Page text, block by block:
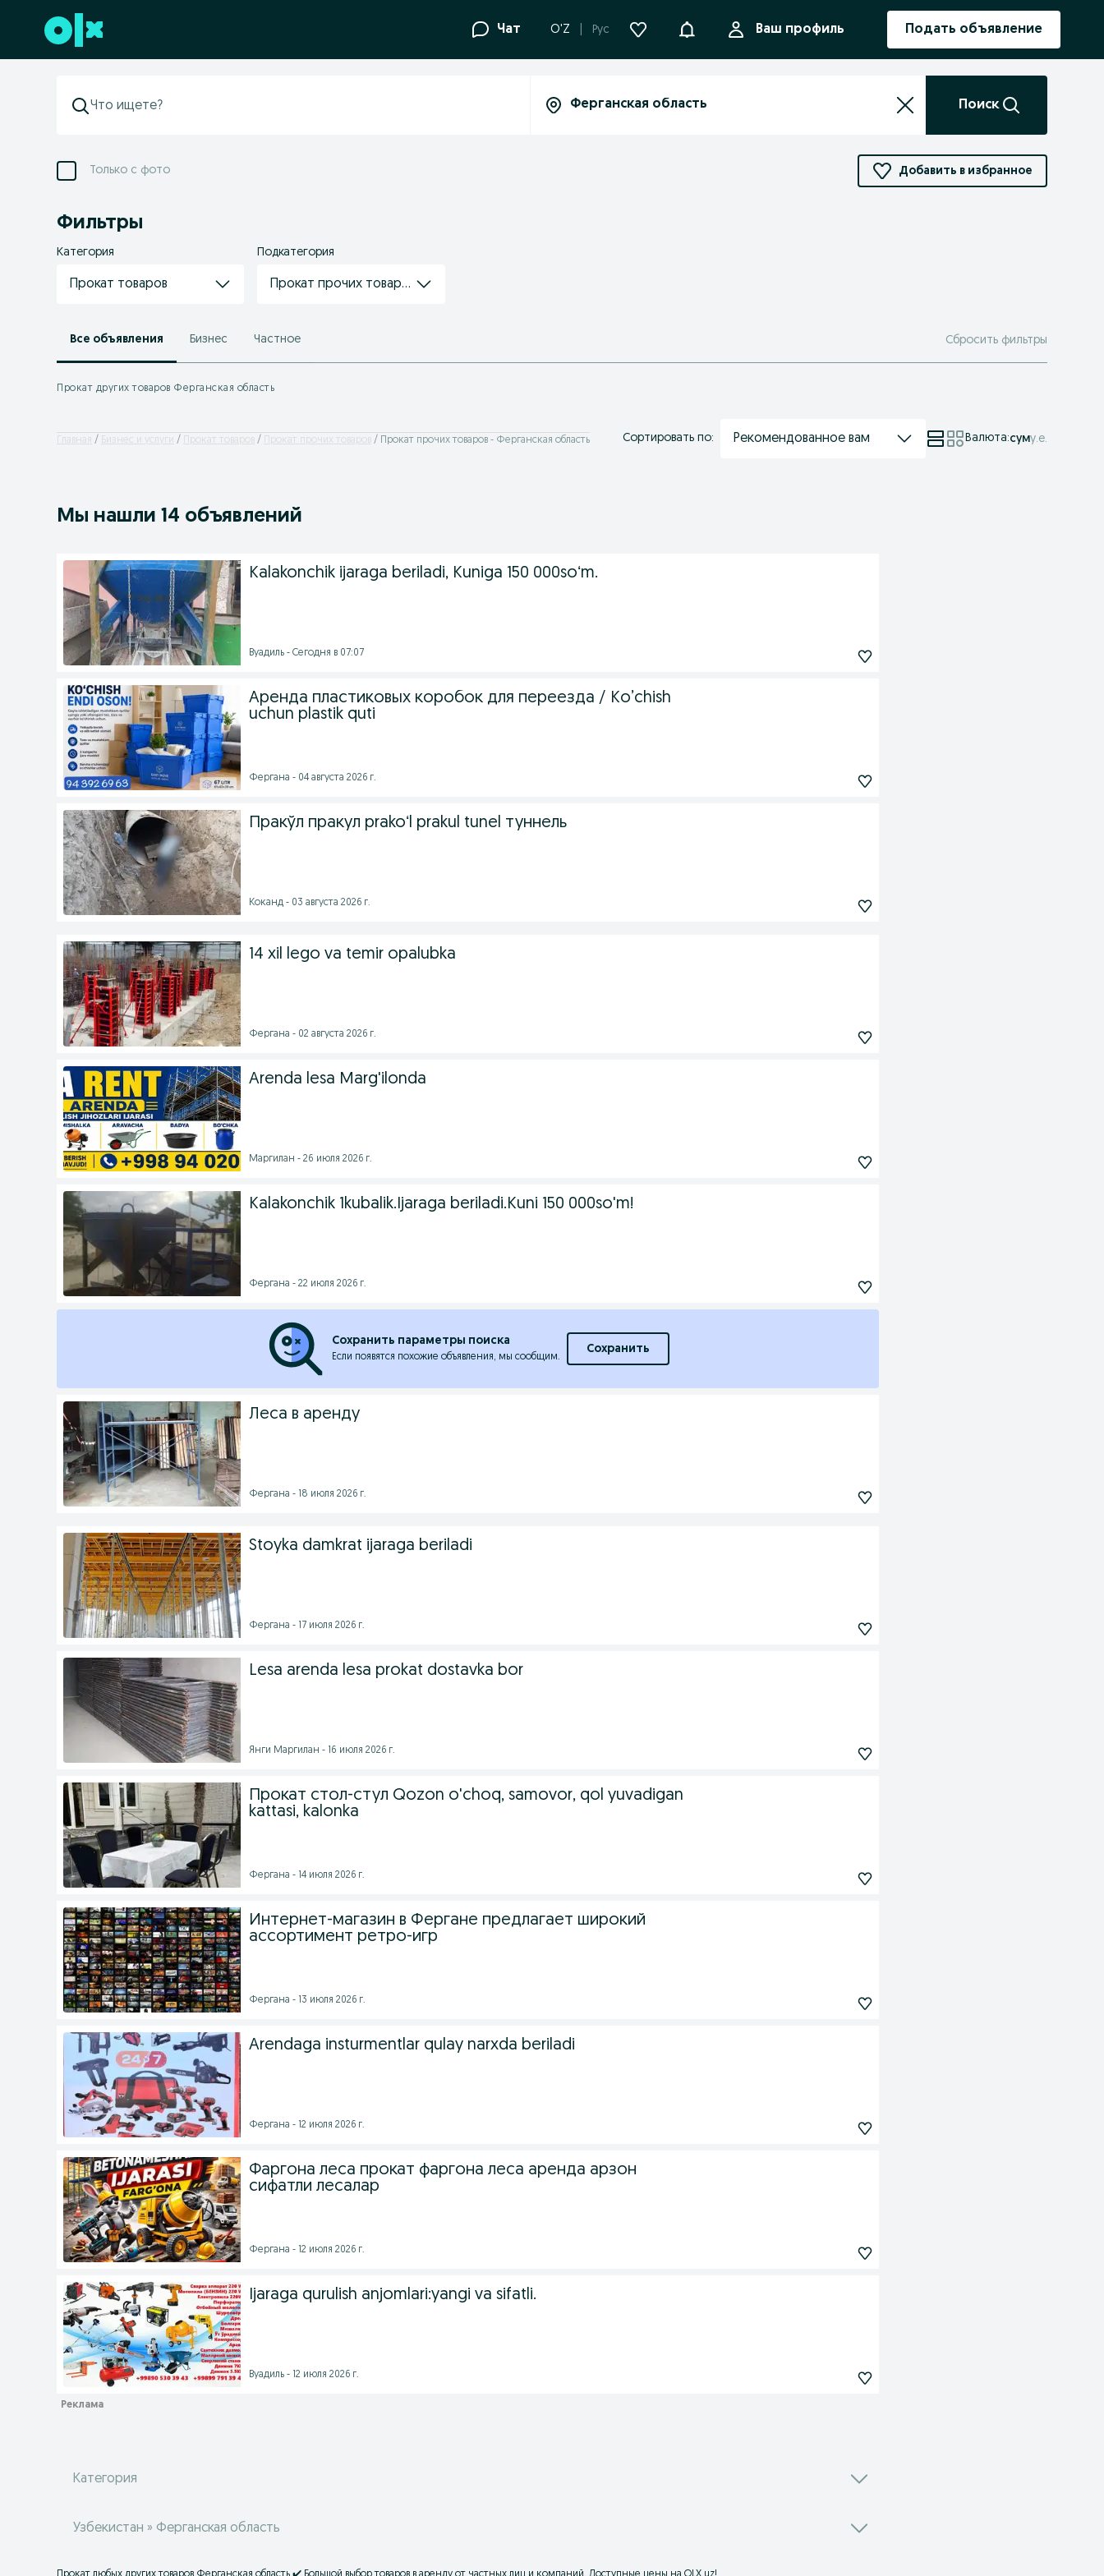
Перейти к нижнему колонтитулу Чат O'Z Рус УведомленияВаш профиль Подать объявление
Поиск
Только с фото Добавить в избранное
Фильтры
Категория
Прокат товаров
Подкатегория
Прокат прочих товаров
Все объявления Бизнес Частное Сбросить фильтры
Прокат других товаров Ферганская область
Главная Бизнес и услуги Прокат товаров Прокат прочих товаров Прокат прочих товаров - Ферганская область Сортировать по: Рекомендованное вам Валюта:суму.е.
Мы нашли 14 объявлений
Kalakonchik ijaraga beriladi, Kuniga 150 000soʻm.
Вуадиль - Сегодня в 07:07
Аренда пластиковых коробок для переезда / Ko’chish
uchun plastik quti
Фергана - 04 августа 2026 г.
Пракўл пракул prakoʻl prakul tunel туннель
Коканд - 03 августа 2026 г.
14 xil lego va temir opalubka
Фергана - 02 августа 2026 г.
Arenda lesa Marg'ilonda
Маргилан - 26 июля 2026 г.
Kalakonchik 1kubalik.Ijaraga beriladi.Kuni 150 000so'm!
Фергана - 22 июля 2026 г.
Сохранить параметры поиска
Если появятся похожие объявления, мы сообщим.
Сохранить
Леса в аренду
Фергана - 18 июля 2026 г.
Stoyka damkrat ijaraga beriladi
Фергана - 17 июля 2026 г.
Lesa arenda lesa prokat dostavka bor
Янги Маргилан - 16 июля 2026 г.
Прокат стол-стул Qozon o'choq, samovor, qol yuvadigan
kattasi, kalonka
Фергана - 14 июля 2026 г.
Интернет-магазин в Фергане предлагает широкий
ассортимент ретро-игр
Фергана - 13 июля 2026 г.
Arendaga insturmentlar qulay narxda beriladi
Фергана - 12 июля 2026 г.
Фаргона леса прокат фаргона леса аренда арзон
сифатли лесалар
Фергана - 12 июля 2026 г.
Ijaraga qurulish anjomlari:yangi va sifatli.
Вуадиль - 12 июля 2026 г.
Категория
Узбекистан » Ферганская область